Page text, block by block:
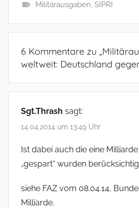
Militärausgaben SIPRI
6 Kommentare zu „
weltweit: Deutschland
Sgt.Thrash sagt:
14.04.2014 um 13:49 Uhr
Ist dabei auch die eine
„gespart“ wurden
siehe FAZ vom 08.04.14,
Milliarde.